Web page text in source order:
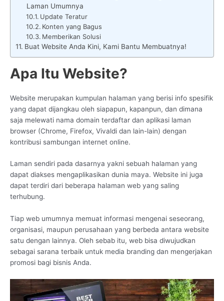
Laman Umumnya
Update Teratur
Konten yang Bagus
Memberikan Solusi
Buat Website Anda Kini, Kami Bantu Membuatnya!
Apa Itu Website?
Website merupakan kumpulan halaman yang berisi info spesifik
yang dapat dijangkau oleh siapapun, kapanpun, dan dimana
saja melewati nama domain terdaftar dan aplikasi laman
browser (Chrome, Firefox, Vivaldi dan lain-lain) dengan
kontribusi sambungan internet online.
Laman sendiri pada dasarnya yakni sebuah halaman yang
dapat diakses mengaplikasikan dunia maya. Website ini juga
dapat terdiri dari beberapa halaman web yang saling
terhubung.
Tiap web umumnya memuat informasi mengenai seseorang,
organisasi, maupun perusahaan yang berbeda antara website
satu dengan lainnya. Oleh sebab itu, web bisa diwujudkan
sebagai sarana terbaik untuk media branding dan mengerjakan
promosi bagi bisnis Anda.